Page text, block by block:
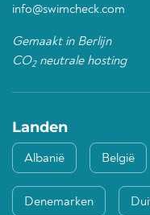
info@swimcheck.com
Gemaakt in Berlijn
CO2neutrale hosting
Landen
Albanië België
Denemarken